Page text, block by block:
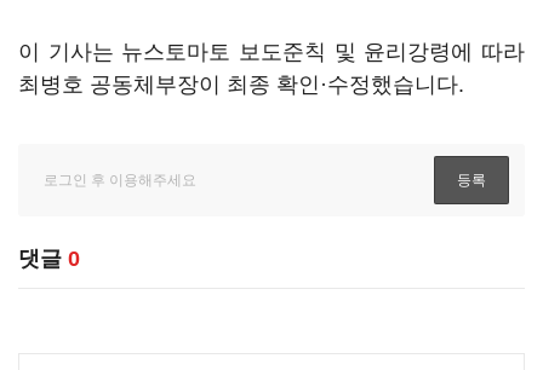
이 기사는 뉴스토마토 보도준칙 및 윤리강령에 따라
최병호 공동체부장이 최종 확인·수정했습니다.
댓글 0